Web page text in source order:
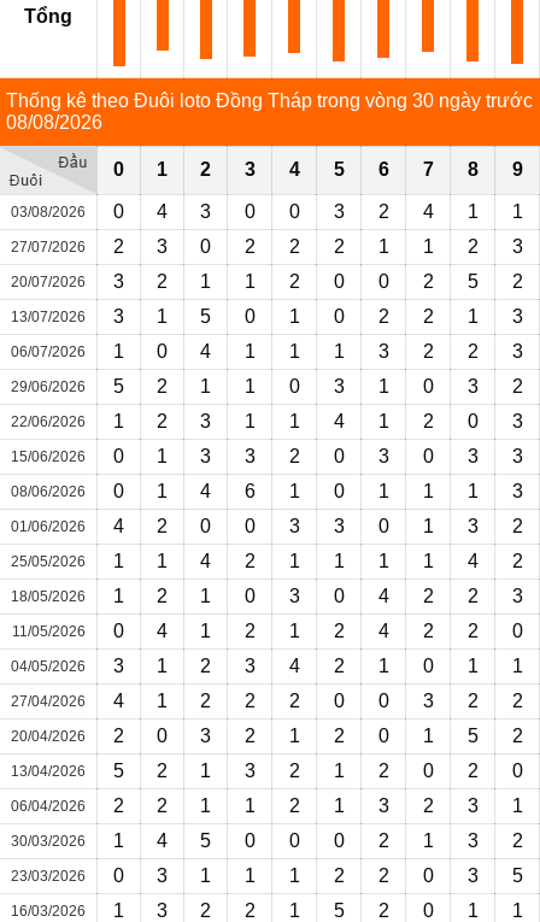
Tổng
Thống kê theo Đuôi loto Đồng Tháp trong vòng 30 ngày trước
08/08/2026
0 1 2 3 4 5 6 7 8 9
03/08/2026 0 4 3 0 0 3 2 4 1 1
27/07/2026 2 3 0 2 2 2 1 1 2 3
20/07/2026 3 2 1 1 2 0 0 2 5 2
13/07/2026 3 1 5 0 1 0 2 2 1 3
06/07/2026 1 0 4 1 1 1 3 2 2 3
29/06/2026 5 2 1 1 0 3 1 0 3 2
22/06/2026 1 2 3 1 1 4 1 2 0 3
15/06/2026 0 1 3 3 2 0 3 0 3 3
08/06/2026 0 1 4 6 1 0 1 1 1 3
01/06/2026 4 2 0 0 3 3 0 1 3 2
25/05/2026 1 1 4 2 1 1 1 1 4 2
18/05/2026 1 2 1 0 3 0 4 2 2 3
11/05/2026 0 4 1 2 1 2 4 2 2 0
04/05/2026 3 1 2 3 4 2 1 0 1 1
27/04/2026 4 1 2 2 2 0 0 3 2 2
20/04/2026 2 0 3 2 1 2 0 1 5 2
13/04/2026 5 2 1 3 2 1 2 0 2 0
06/04/2026 2 2 1 1 2 1 3 2 3 1
30/03/2026 1 4 5 0 0 0 2 1 3 2
23/03/2026 0 3 1 1 1 2 2 0 3 5
16/03/2026 1 3 2 2 1 5 2 0 1 1